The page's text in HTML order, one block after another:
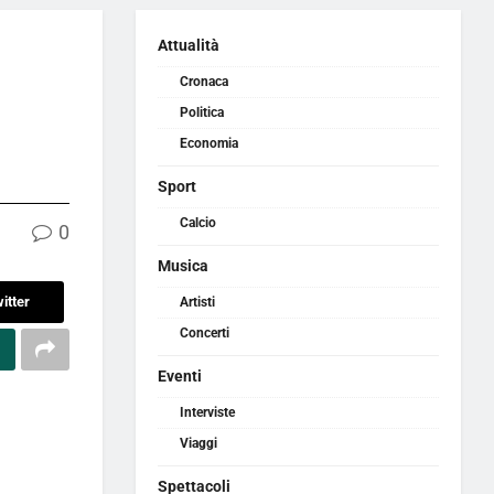
0
Attualità
Cronaca
Politica
Economia
Sport
Calcio
Musica
Artisti
Concerti
Eventi
Interviste
Viaggi
Spettacoli